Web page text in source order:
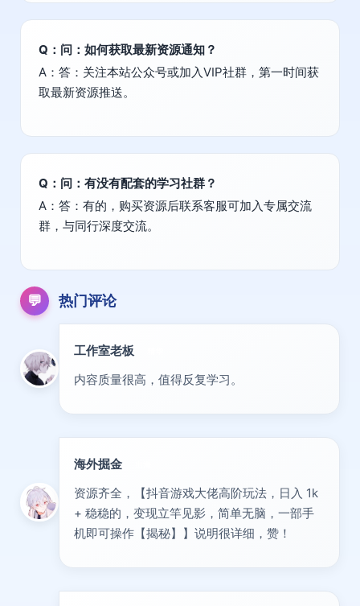
Q：问：如何获取最新资源通知？
A：答：关注本站公众号或加入VIP社群，第一时间获
取最新资源推送。
Q：问：有没有配套的学习社群？
A：答：有的，购买资源后联系客服可加入专属交流
群，与同行深度交流。
💬 热门评论
工作室老板
内容质量很高，值得反复学习。
海外掘金
资源齐全，【抖音游戏大佬高阶玩法，日入 1k
+ 稳稳的，变现立竿见影，简单无脑，一部手
机即可操作【揭秘】】说明很详细，赞！